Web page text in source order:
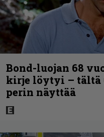
Bond-luojan 68
kirje löytyi – tältä
perin näyttää